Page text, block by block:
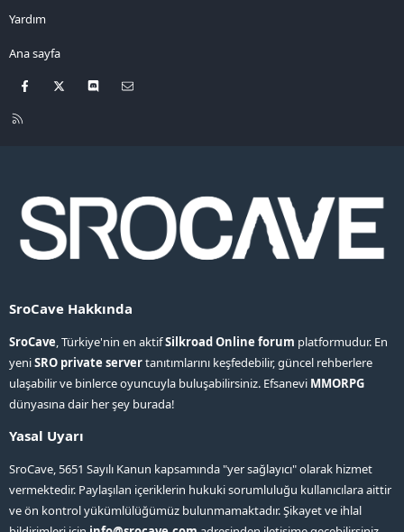
Yardım
Ana sayfa
Facebook Discord
R
SroCave Hakkında
SroCave, Türkiye'nin en aktifSilkroad Online forum platformudur. En
yeniSRO private servertanıtımlarını keşfedebilir, güncel rehberlere
ulaşabilir ve binlerce oyuncuyla buluşabilirsiniz. Efsanevi MMORPG
dünyasına dair her şey burada!
Yasal Uyarı
SroCave, 5651 Sayılı Kanun kapsamında "yer sağlayıcı" olarak hizmet
vermektedir. Paylaşılan içeriklerin hukuki sorumluluğu kullanıcılara aittir
ve ön kontrol yükümlülüğümüz bulunmamaktadır. Şikayet ve ihlal